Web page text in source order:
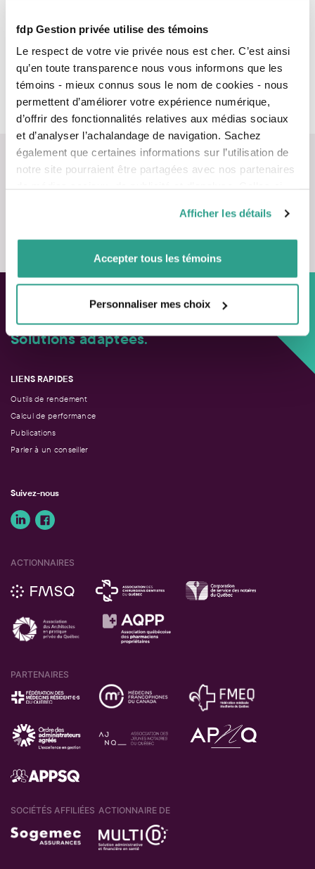
fdp Gestion privée utilise des témoins
Le respect de votre vie privée nous est cher. C’est ainsi
qu’en toute transparence nous vous informons que les
témoins - mieux connus sous le nom de cookies - nous
permettent d’améliorer votre expérience numérique,
d’offrir des fonctionnalités relatives aux médias sociaux
et d’analyser l’achalandage de navigation. Sachez
également que certaines informations sur l’utilisation de
notre site pourraient être partagées avec nos partenaires
vous leur auriez fournies ou qu’ils auraient collectées lors
de votre utilisation de leurs services.
Afficher les détails
Accepter tous les témoins
Personnaliser mes choix
par l’Institut de planification financière (IPF) (2014).
Équipes
Conseillers
Approche personnalisée,
Solutions adaptées.
LIENS RAPIDES
Outils de rendement
Calcul de performance
Publications
Parler à un conseiller
Suivez-nous
ACTIONNAIRES
PARTENAIRES
SOCIÉTÉS AFFILIÉES ACTIONNAIRE DE